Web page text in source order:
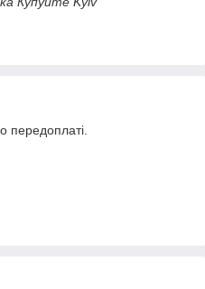
передоплаті.